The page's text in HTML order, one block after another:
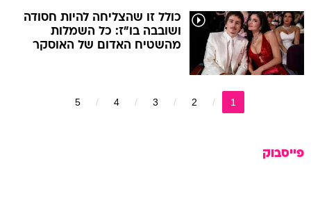
כולל זו שהצליחה להיות חסודה
ושובבה בו"ז: כל השמלות
מהשטיח האדום של האוסקר
1
2
3
4
5
פייסבוק